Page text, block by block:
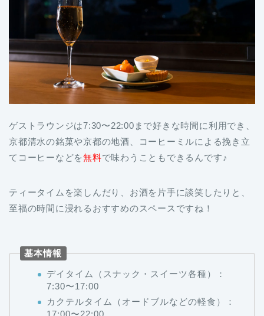
ゲストラウンジは7:30〜22:00まで好きな時間に利用でき、
京都清水の銘菓や京都の地酒、コーヒーミルによる挽き立
てコーヒーなどを無料で味わうこともできるんです♪
ティータイムを楽しんだり、お酒を片手に談笑したりと、
至福の時間に浸れるおすすめのスペースですね！
基本情報
デイタイム（スナック・スイーツ各種）：
7:30〜17:00
カクテルタイム（オードブルなどの軽食）：